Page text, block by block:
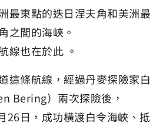
最東點的迭日涅夫角和美洲最
之間的海峽。
線也在於此 。
這條航線，經過丹麥探險家白
Bering）兩次探險後，
26日，成功橫渡白令海峽、抵